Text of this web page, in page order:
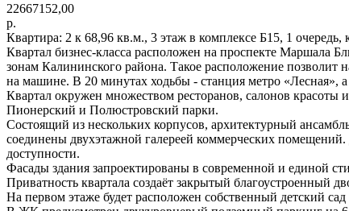
22667152,00
р.
Квартира: 2 к 68,96 кв.м., 3 этаж в комплексе Б15, 1
Квартал бизнес-класса расположен на проспекте Маршала
зонам Калининского района. Такое расположение позволит
на машине. В 20 минутах ходьбы - станция метро «Лесная»,
Квартал окружен множеством ресторанов, салонов
Пионерский и Полюстровский парки.
Состоящий из нескольких корпусов, архитектурный
соединены двухэтажной галереей коммерческих
доступности.
Фасады здания запроектированы в современной и единой
Приватность квартала создаёт закрытый благоустроенный
На первом этаже будет расположен собственный детский